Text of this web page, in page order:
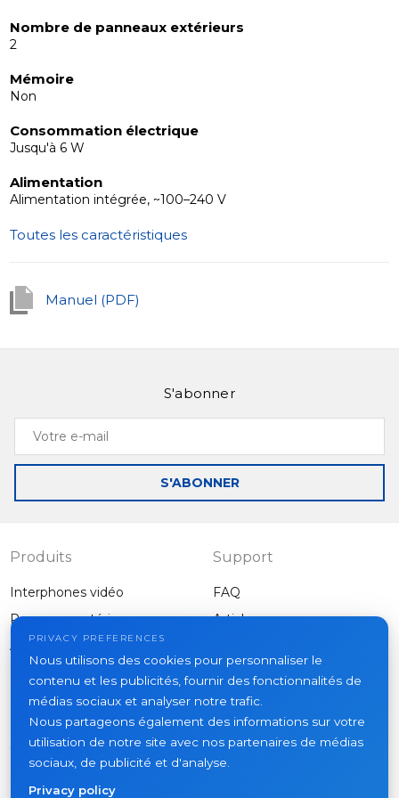
En résumé, l'interphone vidéo SK-04 est un appareil
abordable et multifonctionnel avec un design simple et
minimaliste, ce qui en fait un excellent choix pour
n'importe quel intérieur.
Nombre de panneaux extérieurs
2
Mémoire
Non
Consommation électrique
Jusqu'à 6 W
Alimentation
Alimentation intégrée, ~100–240 V
Toutes les caractéristiques
Manuel (PDF)
S'abonner
Votre
mail
S'ABONNER
Produits
Interphones vidéo
Panneaux extérieurs
Autres équipements
Support
FAQ
Articles
Projets
À propos
Actualités
Contacts
Où acheter
PRIVACY PREFERENCES
Nous utilisons des cookies pour personnaliser le
contenu et les publicités, fournir des fonctionnalités de
médias sociaux et analyser notre trafic.
Nous partageons également des informations sur votre
utilisation de notre site avec nos partenaires de médias
sociaux, de publicité et d'analyse.
Privacy policy